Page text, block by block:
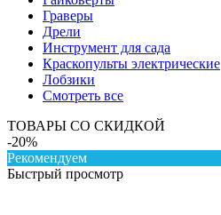
Граверы
Дрели
Инструмент для сада
Краскопульты электрические
Лобзики
Смотреть все
ТОВАРЫ СО СКИДКОЙ
-20%
Рекомендуем
Быстрый просмотр